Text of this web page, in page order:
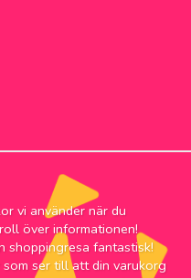
våra bästa
vi använder när du
över informationen!
shoppingresa fantastisk!
ser till att din varukorg